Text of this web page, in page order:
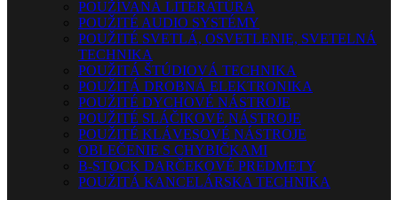
POUŽÍVANÁ LITERATÚRA
POUŽITÉ AUDIO SYSTÉMY
POUŽITÉ SVETLÁ, OSVETLENIE, SVETELNÁ
TECHNIKA
POUŽITÁ ŠTÚDIOVÁ TECHNIKA
POUŽITÁ DROBNÁ ELEKTRONIKA
POUŽITÉ DYCHOVÉ NÁSTROJE
POUŽITÉ SLÁČIKOVÉ NÁSTROJE
POUŽITÉ KLÁVESOVÉ NÁSTROJE
OBLEČENIE S CHYBIČKAMI
B-STOCK DARČEKOVÉ PREDMETY
POUŽITÁ KANCELÁRSKA TECHNIKA